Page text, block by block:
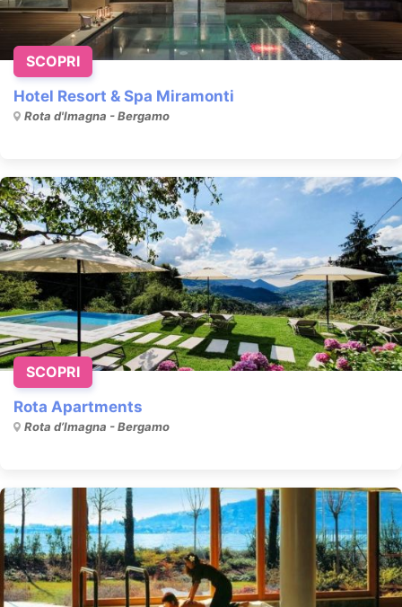
Hotel Resort & Spa Miramonti
Rota d'Imagna - Bergamo
SCOPRI
Rota Apartments
Rota d’Imagna - Bergamo
SCOPRI